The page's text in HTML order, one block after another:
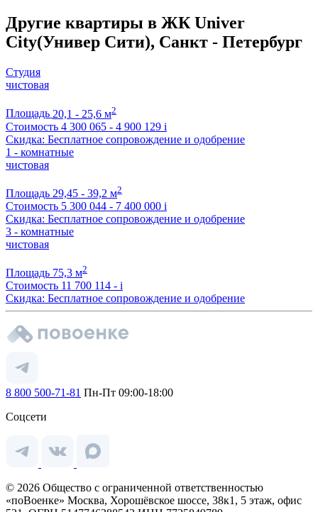
Другие квартиры в ЖК Univer
City(Универ Сити), Санкт - Петербург
Студия
чистовая
Площадь 20,1 - 25,6 м2
Стоимость 4 300 065 - 4 900 129 i
Скидка: Бесплатное сопровождение и одобрение
1 - комнатные
чистовая
Площадь 29,45 - 39,2 м2
Стоимость 5 300 044 - 7 400 000 i
Скидка: Бесплатное сопровождение и одобрение
3 - комнатные
чистовая
Площадь 75,3 м2
Стоимость 11 700 114 - i
Скидка: Бесплатное сопровождение и одобрение
8 800 500-71-81 Пн-Пт 09:00-18:00
Соцсети
© 2026 Общество с ограниченной ответственностью
«поВоенке» Москва, Хорошёвское шоссе, 38к1, 5 этаж, офис